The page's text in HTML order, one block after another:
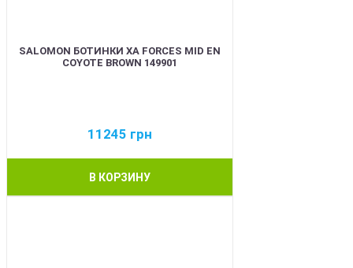
SALOMON БОТИНКИ XA FORCES MID EN
COYOTE BROWN 149901
11245 грн
В КОРЗИНУ